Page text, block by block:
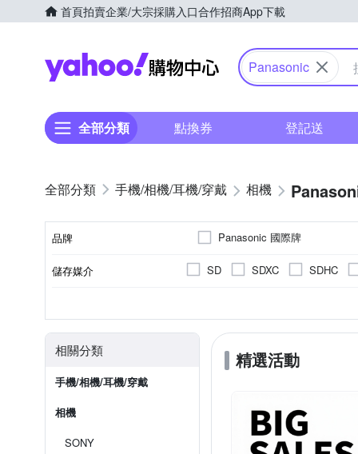
首頁拍賣企業/大宗採購入口合作招商App下載
Yahoo購物中心
Panasonic
全部分類 點換券 登記送
手機/相機/耳機/穿戴 相機
品牌 Panasonic 國際牌
儲存媒介 SD SDXC SDHC
相關分類
手機/相機/耳機/穿戴
相機
SONY
精選活動